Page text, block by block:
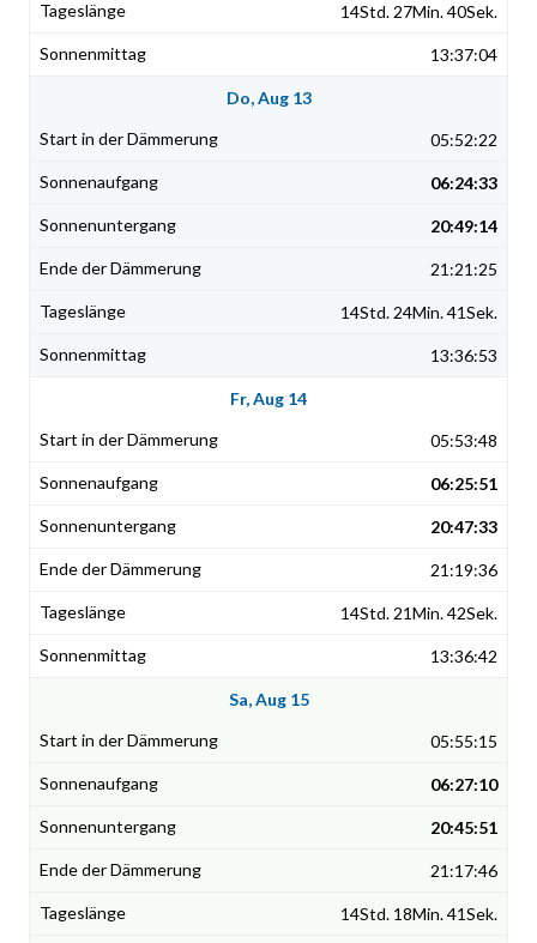
14Std. 27Min. 40Sek.
13:37:04
Do, Aug 13
05:52:22
06:24:33
20:49:14
21:21:25
14Std. 24Min. 41Sek.
13:36:53
Fr, Aug 14
05:53:48
06:25:51
20:47:33
21:19:36
14Std. 21Min. 42Sek.
13:36:42
Sa, Aug 15
05:55:15
06:27:10
20:45:51
21:17:46
14Std. 18Min. 41Sek.